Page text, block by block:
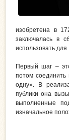
изобретена в
заключалась в
использовать
Первый шаг –
потом
одну». В
публики она
выполненные
изначальное